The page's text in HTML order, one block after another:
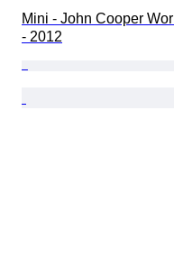
Mini - John Cooper
- 2012